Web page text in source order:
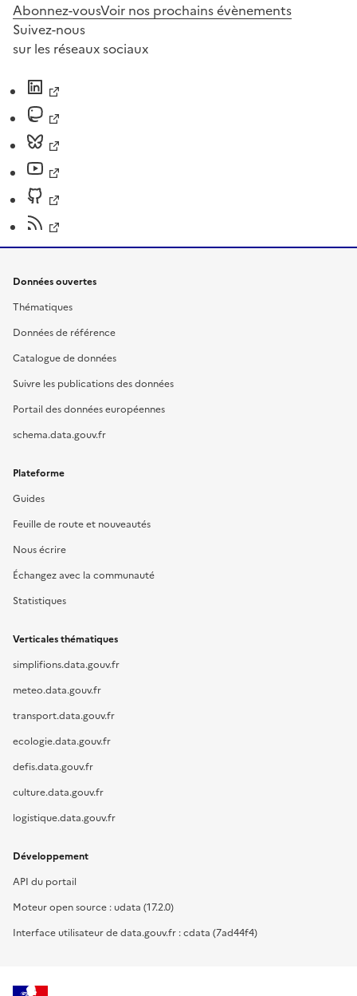
Abonnez-vousVoir nos prochains évènements
Suivez-nous
sur les réseaux sociaux
Données ouvertes
Thématiques
Données de référence
Catalogue de données
Suivre les publications des données
Portail des données européennes
schema.data.gouv.fr
Plateforme
Guides
Feuille de route et nouveautés
Nous écrire
Échangez avec la communauté
Statistiques
Verticales thématiques
simplifions.data.gouv.fr
meteo.data.gouv.fr
transport.data.gouv.fr
ecologie.data.gouv.fr
defis.data.gouv.fr
culture.data.gouv.fr
logistique.data.gouv.fr
Développement
API du portail
Moteur open source : udata (17.2.0)
Interface utilisateur de data.gouv.fr : cdata (7ad44f4)